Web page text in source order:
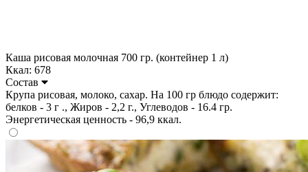
Каша рисовая молочная 700 гр. (контейнер 1 л)
Ккал: 678
Состав
Крупа рисовая, молоко, сахар. На 100 гр блюдо содержит:
белков - 3 г ., Жиров - 2,2 г., Углеводов - 16.4 гр.
Энергетическая ценность - 96,9 ккал.